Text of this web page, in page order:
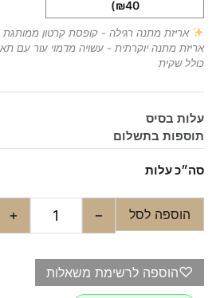
₪40)
אריזת מתנה רגילה - קופסת קרטון
אריזת מתנה יוקרתית - עשויה מדמוי עור עם
כולל שקית
עלות בסיס
תוספות בתשלום
סה״כ עלות
−
+ הוספה לסל
♡הוספה לרשימת משאלות